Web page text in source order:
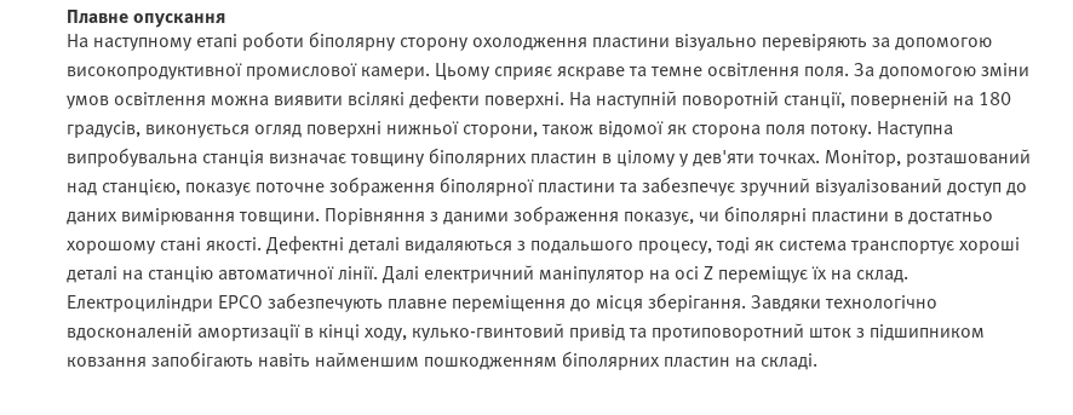
Плавне опускання
На наступному етапі роботи біполярну сторону охолодження пластини візуально перевіряють за допомогою
високопродуктивної промислової камери. Цьому сприяє яскраве та темне освітлення поля. За допомогою зміни
умов освітлення можна виявити всілякі дефекти поверхні. На наступній поворотній станції, поверненій на 180
градусів, виконується огляд поверхні нижньої сторони, також відомої як сторона поля потоку. Наступна
випробувальна станція визначає товщину біполярних пластин в цілому у дев'яти точках. Монітор, розташований
над станцією, показує поточне зображення біполярної пластини та забезпечує зручний візуалізований доступ до
даних вимірювання товщини. Порівняння з даними зображення показує, чи біполярні пластини в достатньо
хорошому стані якості. Дефектні деталі видаляються з подальшого процесу, тоді як система транспортує хороші
деталі на станцію автоматичної лінії. Далі електричний маніпулятор на осі Z переміщує їх на склад.
Електроциліндри EPCO забезпечують плавне переміщення до місця зберігання. Завдяки технологічно
вдосконаленій амортизації в кінці ходу, кулько-гвинтовий привід та протиповоротний шток з підшипником
ковзання запобігають навіть найменшим пошкодженням біполярних пластин на складі.